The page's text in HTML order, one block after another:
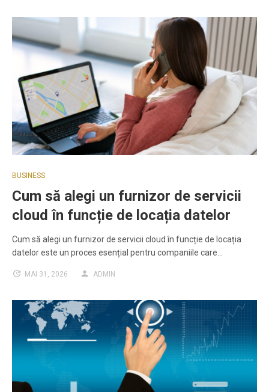
BUSINESS
Cum să alegi un furnizor de servicii
cloud în funcție de locația datelor
Cum să alegi un furnizor de servicii cloud în funcție de locația
datelor este un proces esențial pentru companiile care…
MAI 31, 2026 ADMIN